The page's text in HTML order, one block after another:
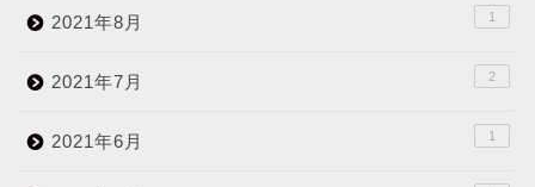
2021年8月 1
2021年7月 2
2021年6月 1